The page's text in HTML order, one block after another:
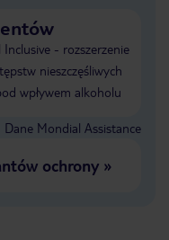
- rozszerzenie
nieszczęśliwych
wpływem alkoholu
Dane Mondial Assistance
ochrony»